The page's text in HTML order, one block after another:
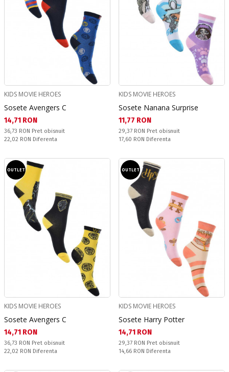
KIDS MOVIE HEROES
Sosete Avengers C
Текуща цена:
14,71 RON
Pret obisnuit:
36,73 RON Pret obisnuit
Спестявате:
22,02 RON Diferenta
KIDS MOVIE HEROES
Sosete Nanana Surprise
Текуща цена:
11,77 RON
Pret obisnuit:
29,37 RON Pret obisnuit
Спестявате:
17,60 RON Diferenta
OUTLET
KIDS MOVIE HEROES
Sosete Avengers C
Текуща цена:
14,71 RON
Pret obisnuit:
36,73 RON Pret obisnuit
Спестявате:
22,02 RON Diferenta
OUTLET
KIDS MOVIE HEROES
Sosete Harry Potter
Текуща цена:
14,71 RON
Pret obisnuit:
29,37 RON Pret obisnuit
Спестявате:
14,66 RON Diferenta